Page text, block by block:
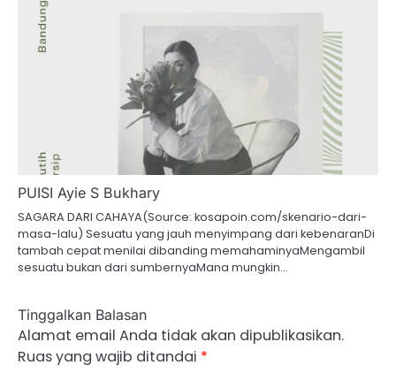
PUISI Ayie S Bukhary
SAGARA DARI CAHAYA(Source: kosapoin.com/skenario-dari-
masa-lalu) Sesuatu yang jauh menyimpang dari kebenaranDi
tambah cepat menilai dibanding memahaminyaMengambil
sesuatu bukan dari sumbernyaMana mungkin…
Tinggalkan Balasan
Alamat email Anda tidak akan dipublikasikan.
Ruas yang wajib ditandai *